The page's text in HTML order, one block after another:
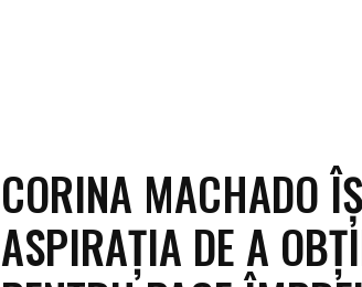
CORINA MACHADO
ASPIRAȚIA DE A